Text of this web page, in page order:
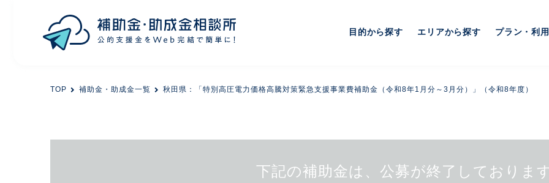
エリアから探す
目的から探す エリアから探す プラン・利
TOP 補助金・助成金一覧 秋田県：「特別高圧電力価格高騰対策緊急支援事業費補助金（令和8年1月分～3月分）」（令和8年度）
下記の補助金は、公募が終了しておりま